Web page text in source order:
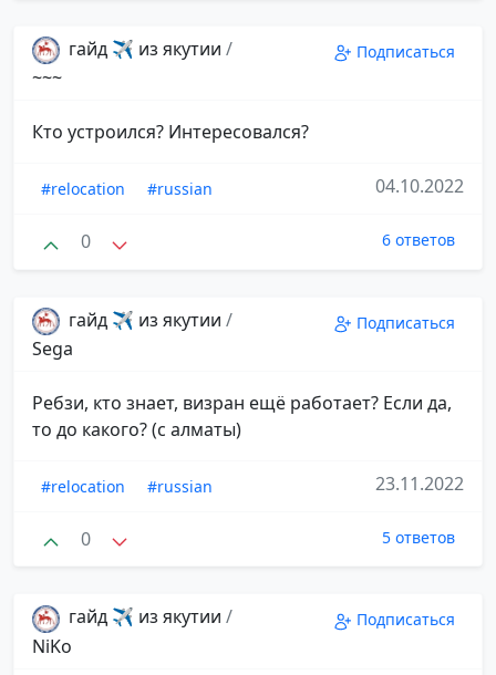
гайд ✈️ из якутии /
~~~
Подписаться
Кто устроился? Интересовался?
#relocation #russian 04.10.2022
0 6 ответов
гайд ✈️ из якутии /
Sega
Подписаться
Ребзи, кто знает, визран ещё работает? Если да,
то до какого? (с алматы)
#relocation #russian 23.11.2022
0 5 ответов
гайд ✈️ из якутии /
NiKo
Подписаться